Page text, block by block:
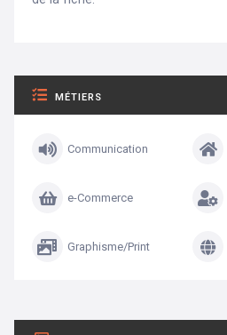
MÉTIERS
Communication
e-Commerce
Graphisme/Print